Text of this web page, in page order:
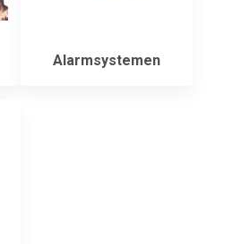
Alarmsystemen